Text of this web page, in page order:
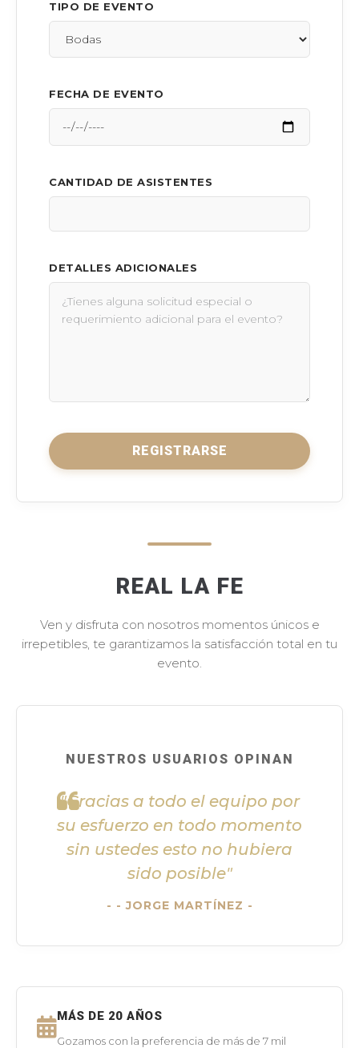
TIPO DE EVENTO
FECHA DE EVENTO
CANTIDAD DE ASISTENTES
DETALLES ADICIONALES
REGISTRARSE
REAL LA FE
Ven y disfruta con nosotros momentos únicos e
irrepetibles, te garantizamos la satisfacción total en tu
evento.
NUESTROS USUARIOS OPINAN
"Gracias a todo el equipo por
su esfuerzo en todo momento
sin ustedes esto no hubiera
sido posible"
- JORGE MARTÍNEZ -
MÁS DE 20 AÑOS
Gozamos con la preferencia de más de 7 mil